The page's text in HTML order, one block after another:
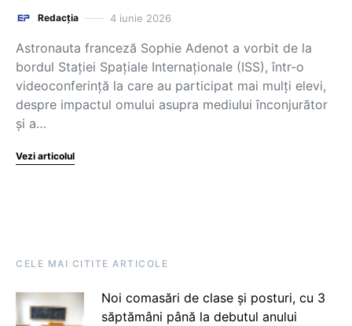
Redacția 4 iunie 2026
Astronauta franceză Sophie Adenot a vorbit de la
bordul Staţiei Spaţiale Internaţionale (ISS), într-o
videoconferinţă la care au participat mai mulţi elevi,
despre impactul omului asupra mediului înconjurător
şi a…
Vezi articolul
CELE MAI CITITE ARTICOLE
Noi comasări de clase și posturi, cu 3
săptămâni până la debutul anului